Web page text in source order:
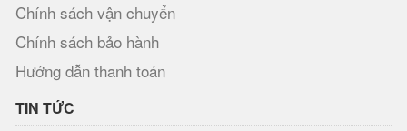
Chính sách vận chuyển
Chính sách bảo hành
Hướng dẫn thanh toán
TIN TỨC